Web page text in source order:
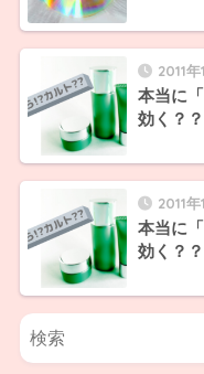
2011年
本当に
効く？
2011年
本当に
効く？